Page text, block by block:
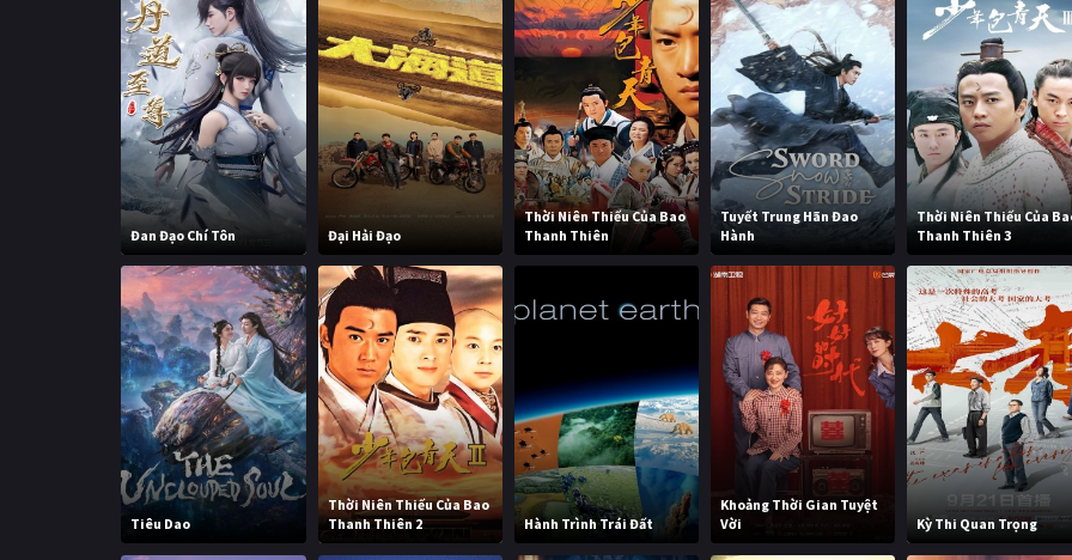
Đan Đạo Chí Tôn Đại Hải Đạo
Thời Niên Thiếu Của Bao
Thanh Thiên
Tuyết Trung Hãn Đao
Hành
Thời Niên Thiếu Của
Thanh Thiên 3
Tiêu Dao
Thời Niên Thiếu Của Bao
Thanh Thiên 2
Hành Trình Trái Đất
Khoảng Thời Gian Tuyệt
Vời
Kỳ Thi Quan Trọng